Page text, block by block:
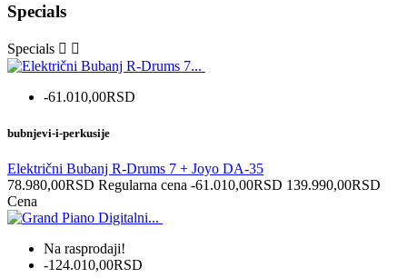
Specials
Specials  
-61.010,00RSD
bubnjevi-i-perkusije
Električni Bubanj R-Drums 7 + Joyo DA-35
78.980,00RSD Regularna cena -61.010,00RSD 139.990,00RSD
Cena
Na rasprodaji!
-124.010,00RSD